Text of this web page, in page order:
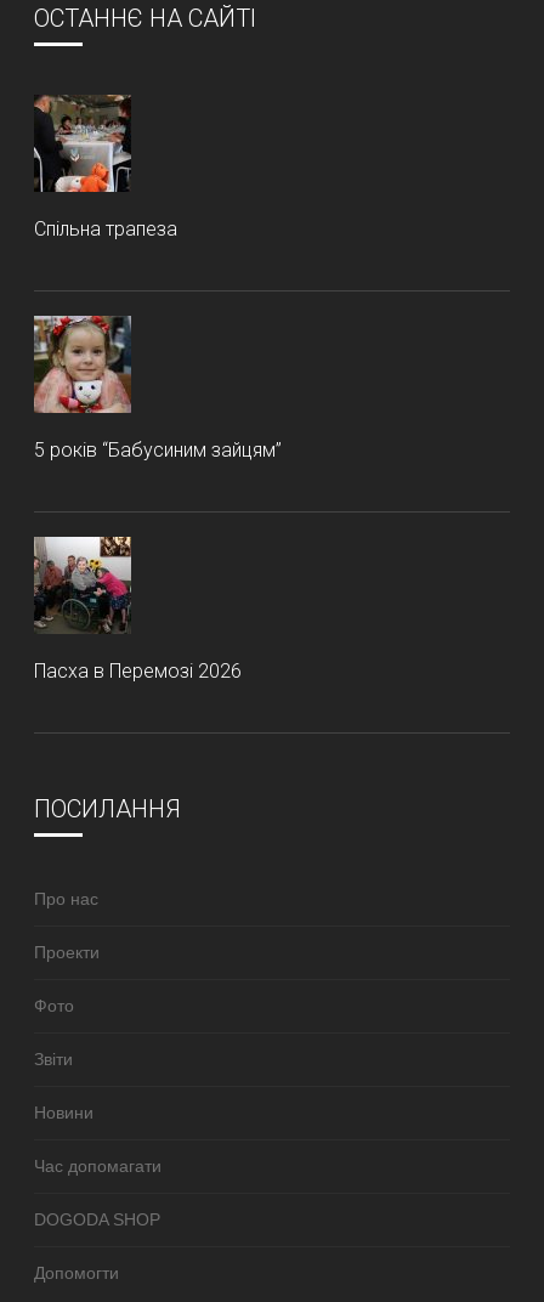
ОСТАННЄ НА САЙТІ
Спільна трапеза
5 років “Бабусиним зайцям”
Пасха в Перемозі 2026
ПОСИЛАННЯ
Про нас
Проекти
Фото
Звіти
Новини
Час допомагати
DOGODA SHOP
Допомогти